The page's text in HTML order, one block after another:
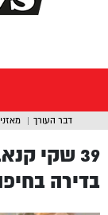
דבר העורך
39 שקי
בדירה